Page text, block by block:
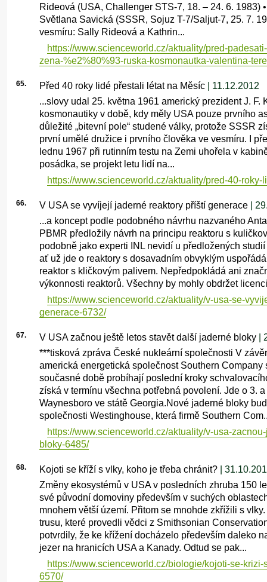
Rideová (USA, Challenger STS-7, 18. – 24. 6. 1983)
Světlana Savická (SSSR, Sojuz T-7/Saljut-7, 25. 7.
vesmíru: Sally Rideová a Kathrin...
https://www.scienceworld.cz/aktuality/pred-
zena-%e2%80%93-ruska-kosmonautka-valentina-
65. Před 40 roky lidé přestali létat na Měsíc| 11.12.2012
...slovy udal 25. května 1961 americký prezident J. F.
kosmonautiky v době, kdy měly USA pouze prvního
důležité „bitevní pole“ studené války, protože SSSR
první umělé družice i prvního člověka ve vesmíru. I
lednu 1967 při rutinním testu na Zemi uhořela v
posádka, se projekt letu lidí na...
https://www.scienceworld.cz/aktuality/pred-40-
66. V USA se vyvíjejí jaderné reaktory příští generace|
...a koncept podle podobného návrhu nazvaného
PBMR předložily návrh na principu reaktoru s
podobně jako experti INL nevidí u předložených
ať už jde o reaktory s dosavadním obvyklým
reaktor s kličkovým palivem. Nepředpokládá ani
výkonnosti reaktorů. Všechny by mohly obdržet
https://www.scienceworld.cz/aktuality/v-usa-se-
generace-6732/
67. V USA začnou ještě letos stavět další jaderné bloky|
***tisková zpráva České nukleární společnosti V
americká energetická společnost Southern Company
současné době probíhají poslední kroky
získá v termínu všechna potřebná povolení. Jde o 3.
Waynesboro ve státě Georgia.Nové jaderné bloky
společnosti Westinghouse, která firmě Southern
https://www.scienceworld.cz/aktuality/v-usa-
bloky-6485/
68. Kojoti se kříží s vlky, koho je třeba chránit?|
Změny ekosystémů v USA v posledních zhruba 150
své původní domoviny především v suchých
mnohem větší území. Přitom se mnohde zkřížili s
trusu, které provedli vědci z Smithsonian
potvrdily, že ke křížení docházelo především daleko
jezer na hranicích USA a Kanady. Odtud se pak...
https://www.scienceworld.cz/biologie/kojoti-se-
6570/